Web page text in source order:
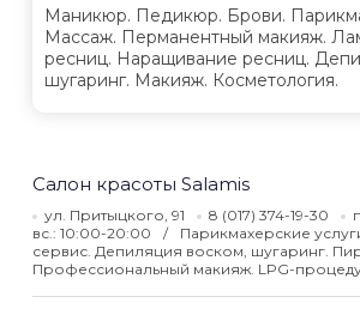
Маникюр. Педикюр. Брови.
Массаж. Перманентный макияж.
ресниц. Наращивание ресниц.
шугаринг. Макияж. Косметология.
Салон красоты Salamis
ул. Притыцкого, 91 8 (017) 374-19-30
вс.: 10:00-20:00
Парикмахерские
сервис. Депиляция воском, шугаринг.
Профессиональный макияж. LPG-